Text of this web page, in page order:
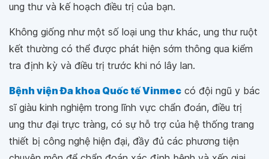
ung thư và kế hoạch điều trị của bạn.
Không giống như một số loại ung thư khác, ung thư ruột
kết thường có thể được phát hiện sớm thông qua kiểm
tra định kỳ và điều trị trước khi nó lây lan.
Bệnh viện Đa khoa Quốc tế Vinmec có đội ngũ y bác
sĩ giàu kinh nghiệm trong lĩnh vực chẩn đoán, điều trị
ung thư đại trực tràng, có sự hỗ trợ của hệ thống trang
thiết bị công nghệ hiện đại, đầy đủ các phương tiện